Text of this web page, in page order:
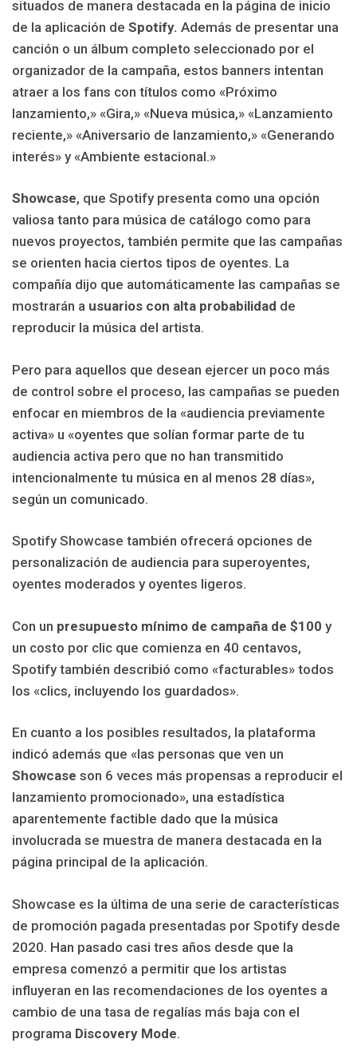
situados de manera destacada en la página de inicio
de la aplicación de Spotify. Además de presentar una
canción o un álbum completo seleccionado por el
organizador de la campaña, estos banners intentan
atraer a los fans con títulos como «Próximo
lanzamiento,» «Gira,» «Nueva música,» «Lanzamiento
reciente,» «Aniversario de lanzamiento,» «Generando
interés» y «Ambiente estacional.»
Showcase, que Spotify presenta como una opción
valiosa tanto para música de catálogo como para
nuevos proyectos, también permite que las campañas
se orienten hacia ciertos tipos de oyentes. La
compañía dijo que automáticamente las campañas se
mostrarán a usuarios con alta probabilidad de
reproducir la música del artista.
Pero para aquellos que desean ejercer un poco más
de control sobre el proceso, las campañas se pueden
enfocar en miembros de la «audiencia previamente
activa» u «oyentes que solían formar parte de tu
audiencia activa pero que no han transmitido
intencionalmente tu música en al menos 28 días»,
según un comunicado.
Spotify Showcase también ofrecerá opciones de
personalización de audiencia para superoyentes,
oyentes moderados y oyentes ligeros.
Con un presupuesto mínimo de campaña de $100 y
un costo por clic que comienza en 40 centavos,
Spotify también describió como «facturables» todos
los «clics, incluyendo los guardados».
En cuanto a los posibles resultados, la plataforma
indicó además que «las personas que ven un
Showcase son 6 veces más propensas a reproducir el
lanzamiento promocionado», una estadística
aparentemente factible dado que la música
involucrada se muestra de manera destacada en la
página principal de la aplicación.
Showcase es la última de una serie de características
de promoción pagada presentadas por Spotify desde
2020. Han pasado casi tres años desde que la
empresa comenzó a permitir que los artistas
influyeran en las recomendaciones de los oyentes a
cambio de una tasa de regalías más baja con el
programa Discovery Mode.